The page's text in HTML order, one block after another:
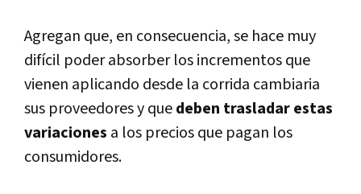
Agregan que, en consecuencia, se hace muy
difí­cil poder absorber los incrementos que
vienen aplicando desde la corrida cambiaria
sus proveedores y quedeben trasladar estas
variaciones a los precios que pagan los
consumidores.